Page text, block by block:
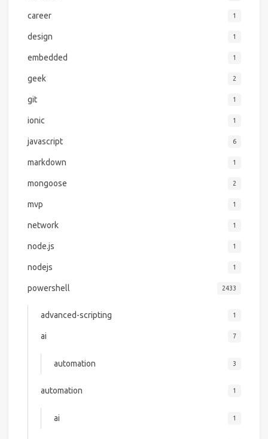
career 1
design 1
embedded 1
geek 2
git 1
ionic 1
javascript 6
markdown 1
mongoose 2
mvp 1
network 1
node.js 1
nodejs 1
powershell 2433
advanced-scripting 1
ai 7
automation 3
automation 1
ai 1